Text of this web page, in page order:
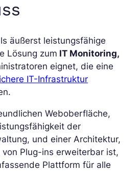
äußerst leistungsfähige
Lösung zum IT Monitoring,
eignet, die eine
IT-Infrastruktur
Weboberfläche,
der
und einer Architektur,
Plug-ins erweiterbar ist,
Plattform für alle